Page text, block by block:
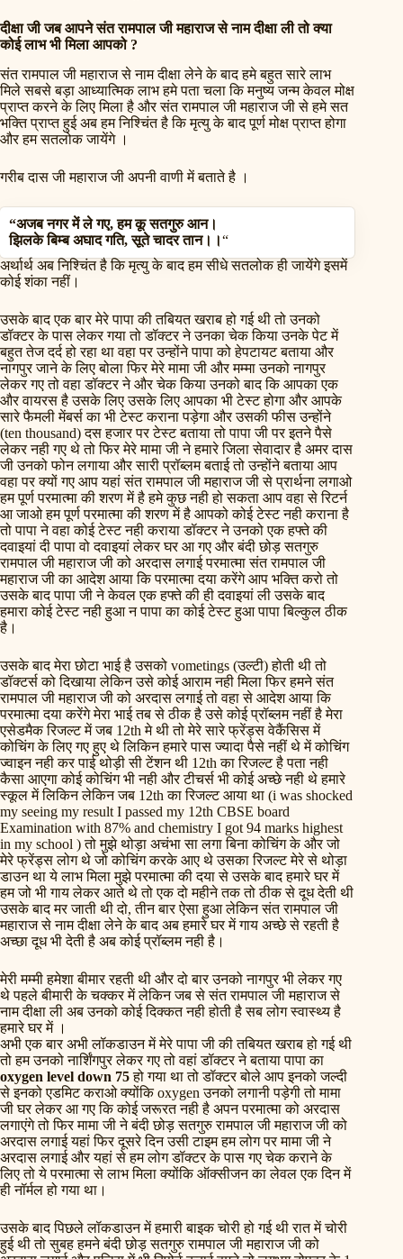
दीक्षा जी जब आपने संत रामपाल जी महाराज से नाम दीक्षा ली तो क्या
कोई लाभ भी मिला आपको ?
संत रामपाल जी महाराज से नाम दीक्षा लेने के बाद हमे बहुत सारे लाभ
मिले सबसे बड़ा आध्यात्मिक लाभ हमे पता चला कि मनुष्य जन्म केवल मोक्ष
प्राप्त करने के लिए मिला है और संत रामपाल जी महाराज जी से हमे सत
भक्ति प्राप्त हुई अब हम निश्चिंत है कि मृत्यु के बाद पूर्ण मोक्ष प्राप्त होगा
और हम सतलोक जायेंगे ।
गरीब दास जी महाराज जी अपनी वाणी में बताते है ।
“अजब नगर में ले गए, हम कू सतगुरु आन।
झिलके बिम्ब अघाद गति, सूते चादर तान।।“
अर्थार्थ अब निश्चिंत है कि मृत्यु के बाद हम सीधे सतलोक ही जायेंगे इसमें
कोई शंका नहीं।
उसके बाद एक बार मेरे पापा की तबियत खराब हो गई थी तो उनको
डॉक्टर के पास लेकर गया तो डॉक्टर ने उनका चेक किया उनके पेट में
बहुत तेज दर्द हो रहा था वहा पर उन्होंने पापा को हेपटायट बताया और
नागपुर जाने के लिए बोला फिर मेरे मामा जी और मम्मा उनको नागपुर
लेकर गए तो वहा डॉक्टर ने और चेक किया उनको बाद कि आपका एक
और वायरस है उसके लिए उसके लिए आपका भी टेस्ट होगा और आपके
सारे फैमली मेंबर्स का भी टेस्ट कराना पड़ेगा और उसकी फीस उन्होंने
(ten thousand) दस हजार पर टेस्ट बताया तो पापा जी पर इतने पैसे
लेकर नही गए थे तो फिर मेरे मामा जी ने हमारे जिला सेवादार है अमर दास
जी उनको फोन लगाया और सारी प्रॉब्लम बताई तो उन्होंने बताया आप
वहा पर क्यों गए आप यहां संत रामपाल जी महाराज जी से प्रार्थना लगाओ
हम पूर्ण परमात्मा की शरण में है हमे कुछ नही हो सकता आप वहा से रिटर्न
आ जाओ हम पूर्ण परमात्मा की शरण में है आपको कोई टेस्ट नही कराना है
तो पापा ने वहा कोई टेस्ट नही कराया डॉक्टर ने उनको एक हफ्ते की
दवाइयां दी पापा वो दवाइयां लेकर घर आ गए और बंदी छोड़ सतगुरु
रामपाल जी महाराज जी को अरदास लगाई परमात्मा संत रामपाल जी
महाराज जी का आदेश आया कि परमात्मा दया करेंगे आप भक्ति करो तो
उसके बाद पापा जी ने केवल एक हफ्ते की ही दवाइयां ली उसके बाद
हमारा कोई टेस्ट नही हुआ न पापा का कोई टेस्ट हुआ पापा बिल्कुल ठीक
है।
उसके बाद मेरा छोटा भाई है उसको vometings (उल्टी) होती थी तो
डॉक्टर्स को दिखाया लेकिन उसे कोई आराम नही मिला फिर हमने संत
रामपाल जी महाराज जी को अरदास लगाई तो वहा से आदेश आया कि
परमात्मा दया करेंगे मेरा भाई तब से ठीक है उसे कोई प्रॉब्लम नहीं है मेरा
एसेडमैक रिजल्ट में जब 12th मे थी तो मेरे सारे फ्रेंड्स वेकैंसिस में
कोचिंग के लिए गए हुए थे लिकिन हमारे पास ज्यादा पैसे नहीं थे में कोचिंग
ज्वाइन नही कर पाई थोड़ी सी टेंशन थी 12th का रिजल्ट है पता नही
कैसा आएगा कोई कोचिंग भी नही और टीचर्स भी कोई अच्छे नही थे हमारे
स्कूल में लिकिन लेकिन जब 12th का रिजल्ट आया था (i was shocked
my seeing my result I passed my 12th CBSE board
Examination with 87% and chemistry I got 94 marks highest
in my school ) तो मुझे थोड़ा अचंभा सा लगा बिना कोचिंग के और जो
मेरे फ्रेंड्स लोग थे जो कोचिंग करके आए थे उसका रिजल्ट मेरे से थोड़ा
डाउन था ये लाभ मिला मुझे परमात्मा की दया से उसके बाद हमारे घर में
हम जो भी गाय लेकर आते थे तो एक दो महीने तक तो ठीक से दूध देती थी
उसके बाद मर जाती थी दो, तीन बार ऐसा हुआ लेकिन संत रामपाल जी
महाराज से नाम दीक्षा लेने के बाद अब हमारे घर में गाय अच्छे से रहती है
अच्छा दूध भी देती है अब कोई प्रॉब्लम नही है।
मेरी मम्मी हमेशा बीमार रहती थी और दो बार उनको नागपुर भी लेकर गए
थे पहले बीमारी के चक्कर में लेकिन जब से संत रामपाल जी महाराज से
नाम दीक्षा ली अब उनको कोई दिक्कत नही होती है सब लोग स्वास्थ्य है
हमारे घर में ।
अभी एक बार अभी लॉकडाउन में मेरे पापा जी की तबियत खराब हो गई थी
तो हम उनको नार्शिंगपुर लेकर गए तो वहां डॉक्टर ने बताया पापा का
oxygen level down 75हो गया था तो डॉक्टर बोले आप इनको जल्दी
से इनको एडमिट कराओ क्योंकि oxygen उनको लगानी पड़ेगी तो मामा
जी घर लेकर आ गए कि कोई जरूरत नही है अपन परमात्मा को अरदास
लगाएंगे तो फिर मामा जी ने बंदी छोड़ सतगुरु रामपाल जी महाराज जी को
अरदास लगाई यहां फिर दूसरे दिन उसी टाइम हम लोग पर मामा जी ने
अरदास लगाई और यहां से हम लोग डॉक्टर के पास गए चेक कराने के
लिए तो ये परमात्मा से लाभ मिला क्योंकि ऑक्सीजन का लेवल एक दिन में
ही नॉर्मल हो गया था।
उसके बाद पिछले लॉकडाउन में हमारी बाइक चोरी हो गई थी रात में चोरी
हुई थी तो सुबह हमने बंदी छोड़ सतगुरु रामपाल जी महाराज जी को